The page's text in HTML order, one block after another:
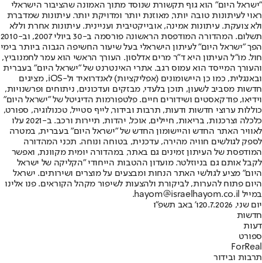
"ישראל היום" הוא גוף תקשורת שנוסד מתוך האמונה שהציבור הישראלי
ראוי לעיתונות טובה יותר, מאוזנת יותר ומדויקת יותר. עיתונות שמדברת
ולא צועקת. עיתונות אמינה, אובייקטיבית ועניינית. עיתונות אחרת וללא
תשלום. המהדורה המודפסת הראשונה פורסמה ב-30 ביולי 2007, וב-2010
הפך "ישראל היום" לעיתון הישראלי בעל שיעור החשיפה הגבוה ביותר בימי
חול. מו"ל העיתון היא ד"ר מרים אדלסון. העורך הראשי הוא עמר לחמנוביץ,
והעורך המייסד הוא עמוס רגב. אתרי האינטרנט של "ישראל היום" בעברית
ובאנגלית, כמו כן היישומונים (אפליקציות) לאנדרואיד ול-iOS, מציגים
חדשות מסביב לשעון, תוכן בלעדי, מבזקים ועדכונים, ניתוחים ופרשנויות,
וידיאו, פודקאסטים ושידורים חיים. פלטפורמות הדיגיטל של "ישראל היום"
כוללות ערוצי חדשות ודעות, תרבות ובידור, לייף סטייל, טכנולוגיה, ספורט,
כלכלה וצרכנות, בריאות, חיילים, אוכל, יהדות, תיירות ורכב. ב-2021 עלו
לאוויר האתר החדש והיישומון החדש של "ישראל היום" בעברית, במטרה
לספק לגולשים חוויה מהירה, עדכנית, בטוחה ונוחה. תכני המהדורה
המודפסת של העיתון זמינים גם באתר, במהדורה יומית מקוונת, ואפשר
לקבל אותם גם בניוזלטר. מועדון ההטבות הייחודי "הקליקה של ישראל
היום" מציע לגולשי האתר הנחות ומבצעים על מוצרים ושירותים. ישראל
היום פתוח להערות, לביקורת ולהצעות לשיפור מקהל הקוראים. פנו אלינו
במייל hayom@israelhayom.co.il.
יום שני, 20.7.2026
ו' באב תשפ"ו
חדשות
דעות
ספורט
ForReal
תרבות ובידור